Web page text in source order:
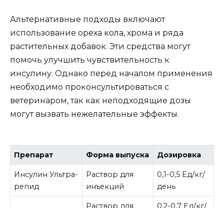
Альтернативные подходы включают
использование ореха кола, хрома и ряда
растительных добавок. Эти средства могут
помочь улучшить чувствительность к
инсулину. Однако перед началом применения
необходимо проконсультироваться с
ветеринаром, так как неподходящие дозы
могут вызвать нежелательные эффекты.
Препарат Форма выпуска Дозировка
Инсулин Ультра-
репид
Раствор для
инъекций
0,1-0,5 Ед/кг/
день